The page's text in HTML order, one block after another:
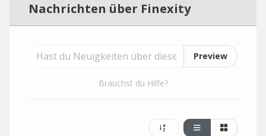
Nachrichten über Finexity
Preview
Brauchst du Hilfe?